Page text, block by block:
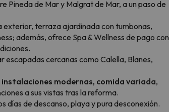
Pineda de Mar y Malgrat de Mar, a un paso de
exterior, terraza ajardinada con tumbonas,
además, ofrece Spa & Wellness de pago con
cercanas como Calella, Blanes,
modernas, comida variada,
a sus vistas tras la reforma.
días de descanso, playa y pura desconexión.